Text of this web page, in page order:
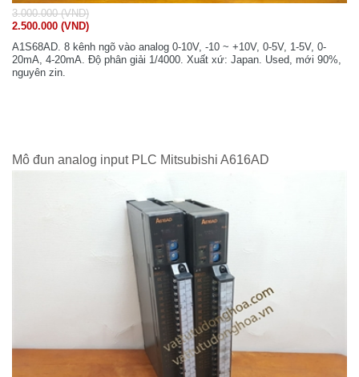
3.000.000 (VND)
2.500.000 (VND)
A1S68AD. 8 kênh ngõ vào analog 0-10V, -10 ~ +10V, 0-5V, 1-5V, 0-
20mA, 4-20mA. Độ phân giải 1/4000. Xuất xứ: Japan. Used, mới 90%,
nguyên zin.
Mô đun analog input PLC Mitsubishi A616AD